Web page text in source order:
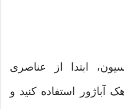
ابتدا از عناصری
استفاده کنید و